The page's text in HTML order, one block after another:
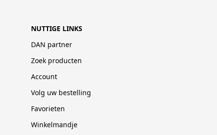
NUTTIGE LINKS
DAN partner
Zoek producten
Account
Volg uw bestelling
Favorieten
Winkelmandje